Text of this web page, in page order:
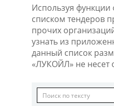
Используя
списком тендеров
прочих
узнать из
данный список
«ЛУКОЙЛ» не несет